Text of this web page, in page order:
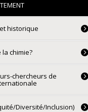
historique
chimie?
chercheurs de
Diversité/Inclusion)